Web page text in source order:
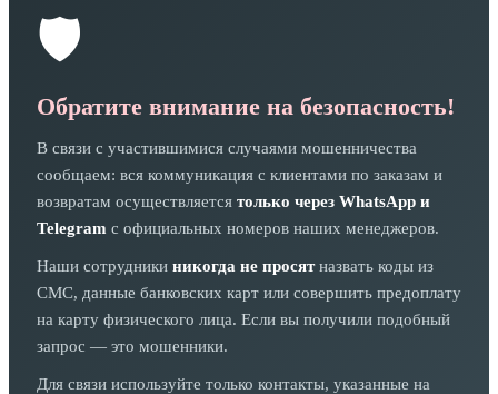
🛡️
Обратите внимание на безопасность!
В связи с участившимися случаями мошенничества
сообщаем: вся коммуникация с клиентами по заказам и
возвратам осуществляется только через WhatsApp и
Telegram с официальных номеров наших менеджеров.
Наши сотрудники никогда не просятназвать коды из
СМС, данные банковских карт или совершить предоплату
на карту физического лица. Если вы получили подобный
запрос — это мошенники.
Для связи используйте только контакты, указанные на